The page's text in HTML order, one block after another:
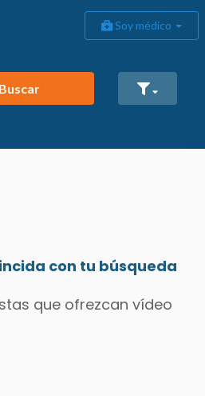
Soy médico
Buscar
con tu búsqueda
que ofrezcan vídeo